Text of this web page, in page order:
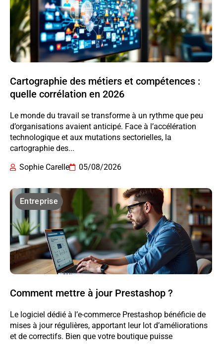
Cartographie des métiers et compétences :
quelle corrélation en 2026
Le monde du travail se transforme à un rythme que peu
d’organisations avaient anticipé. Face à l’accélération
technologique et aux mutations sectorielles, la
cartographie des...
Sophie Carelle
05/08/2026
Entreprise
Comment mettre à jour Prestashop ?
Le logiciel dédié à l’e-commerce Prestashop bénéficie de
mises à jour régulières, apportant leur lot d’améliorations
et de correctifs. Bien que votre boutique puisse